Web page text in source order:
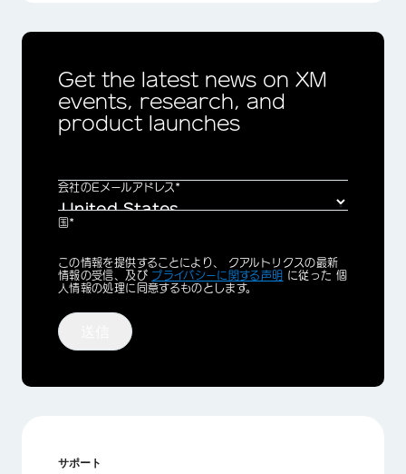
Get the latest news on XM
events, research, and
product launches
会社のEメールアドレス*
国*
Privacy
Optin
この情報を提供することにより、 クアルトリクスの最新
情報の受信、及び プライバシーに関する声明 に従った 個
人情報の処理に同意するものとします。
サポート